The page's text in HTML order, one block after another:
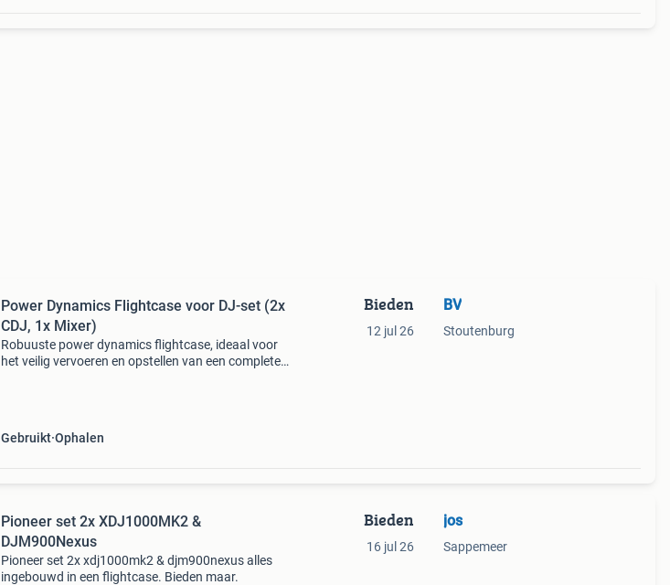
Power Dynamics Flightcase voor DJ-set (2x
CDJ, 1x Mixer)
Robuuste power dynamics flightcase, ideaal voor
het veilig vervoeren en opstellen van een complete
Gebruikt Ophalen
Bieden
12 jul 26
BV
Stoutenburg
Pioneer set 2x XDJ1000MK2 &
DJM900Nexus
Pioneer set 2x xdj1000mk2 & djm900nexus alles
ingebouwd in een flightcase. Bieden maar.
Bieden
16 jul 26
jos
Sappemeer